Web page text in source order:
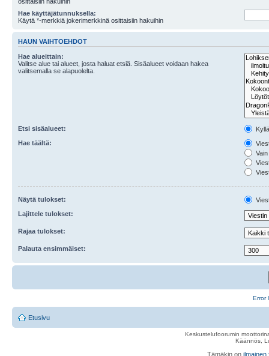
Hae käyttäjätunnuksella:
Käytä *-merkkiä jokerimerkkinä osittaisiin hakuihin
HAUN VAIHTOEHDOT
Hae alueittain:
Valitse alue tai alueet, josta haluat etsiä. Sisäalueet voidaan hakea
valitsemalla se alapuolelta.
Etsi sisäalueet:
Hae täältä:
Näytä tulokset:
Lajittele tulokset:
Rajaa tulokset:
Palauta ensimmäiset:
Error
Etusivu
Keskustelufoorumin
Käännös,
Tämäkin on ilmainen